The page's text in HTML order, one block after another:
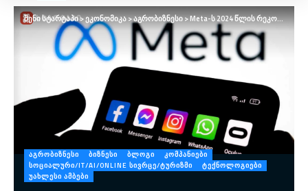
შენი სტარტაპი>ეკონომიკა>აგრობიზნესი>Meta-ს 2024 წლის რეკორდული მოგება — $164 მილიარდის შემოსავალი დააფიქსირა
ᲐᲒᲠᲝᲑᲘᲖᲜᲔᲡᲘ ᲑᲘᲖᲜᲔᲡᲘ ᲑᲚᲝᲒᲘ
ᲙᲝᲛᲞᲐᲜᲘᲔᲑᲘ
ᲡᲝᲪᲘᲐᲚᲣᲠᲘ/IT/AI/ONLINE ᲡᲘᲕᲠᲪᲔ/ᲢᲣᲠᲘᲖᲛᲘ
ᲢᲔᲥᲜᲝᲚᲝᲒᲘᲔᲑᲘ
ᲣᲐᲮᲚᲔᲡᲘ ᲐᲛᲑᲔᲑᲘ